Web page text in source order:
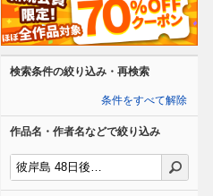
検索条件の絞り込み・再検索
条件をすべて解除
作品名・作者名などで絞り込み